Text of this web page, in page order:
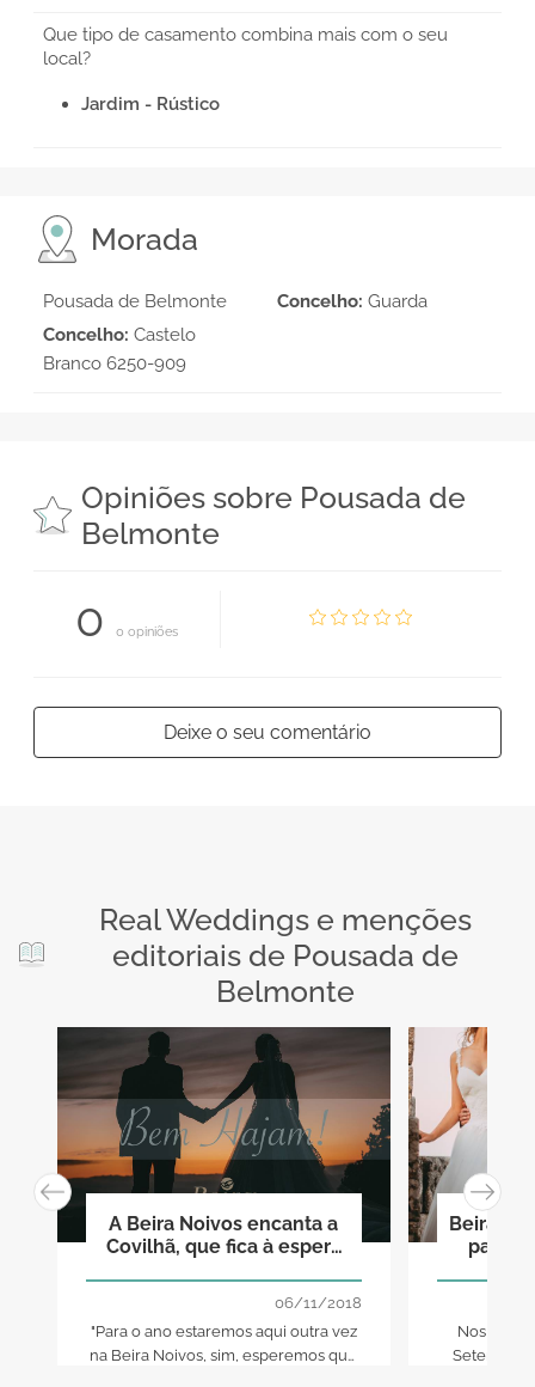
Que tipo de casamento combina mais com o seu
local?
Jardim - Rústico
Morada
Pousada de Belmonte
Concelho: Castelo
Branco 6250-909
Concelho: Guarda
Opiniões sobre Pousada de
Belmonte
0 0 opiniões
Deixe o seu comentário
Real Weddings e menções
editoriais de Pousada de
Belmonte
A Beira Noivos encanta a
Covilhã, que fica à espera
06/11/2018
"Para o ano estaremos aqui outra vez
na Beira Noivos, sim, esperemos que
Beira
Nos
Setembro,